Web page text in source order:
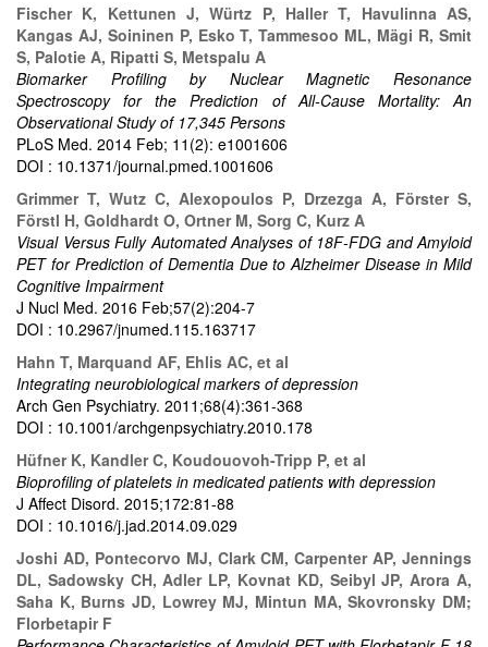
Fischer K, Kettunen J, Würtz P, Haller T, Havulinna AS,
Kangas AJ, Soininen P, Esko T, Tammesoo ML, Mägi R, Smit
S, Palotie A, Ripatti S, Metspalu A
Biomarker Profiling by Nuclear Magnetic Resonance
Spectroscopy for the Prediction of All-Cause Mortality: An
Observational Study of 17,345 Persons
PLoS Med. 2014 Feb; 11(2): e1001606
DOI : 10.1371/journal.pmed.1001606
Grimmer T, Wutz C, Alexopoulos P, Drzezga A, Förster S,
Förstl H, Goldhardt O, Ortner M, Sorg C, Kurz A
Visual Versus Fully Automated Analyses of 18F-FDG and Amyloid
PET for Prediction of Dementia Due to Alzheimer Disease in Mild
Cognitive Impairment
J Nucl Med. 2016 Feb;57(2):204-7
DOI : 10.2967/jnumed.115.163717
Hahn T, Marquand AF, Ehlis AC, et al
Integrating neurobiological markers of depression
Arch Gen Psychiatry. 2011;68(4):361-368
DOI : 10.1001/archgenpsychiatry.2010.178
Hüfner K, Kandler C, Koudouovoh-Tripp P, et al
Bioprofiling of platelets in medicated patients with depression
J Affect Disord. 2015;172:81-88
DOI : 10.1016/j.jad.2014.09.029
Joshi AD, Pontecorvo MJ, Clark CM, Carpenter AP, Jennings
DL, Sadowsky CH, Adler LP, Kovnat KD, Seibyl JP, Arora A,
Saha K, Burns JD, Lowrey MJ, Mintun MA, Skovronsky DM;
Florbetapir F